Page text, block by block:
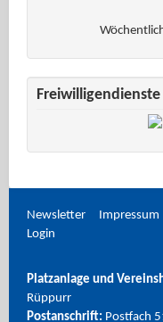
Newsletter Impressum
Login
Platzanlage und
Rüppurr
Postanschrift: Postfach